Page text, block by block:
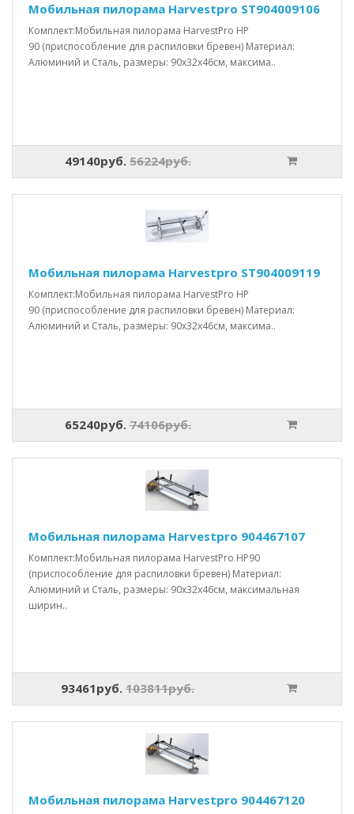
Мобильная пилорама Harvestpro ST904009106
Комплект:Мобильная пилорама HarvestPro HP
90 (приспособление для распиловки бревен) Материал:
Алюминий и Сталь, размеры: 90x32x46см, максима..
49140руб. 56224руб.
Мобильная пилорама Harvestpro ST904009119
Комплект:Мобильная пилорама HarvestPro HP
90 (приспособление для распиловки бревен) Материал:
Алюминий и Сталь, размеры: 90x32x46см, максима..
65240руб. 74106руб.
Мобильная пилорама Harvestpro 904467107
Комплект:Мобильная пилорама HarvestPro HP90
(приспособление для распиловки бревен) Материал:
Алюминий и Сталь, размеры: 90x32x46см, максимальная
ширин..
93461руб. 103811руб.
Мобильная пилорама Harvestpro 904467120